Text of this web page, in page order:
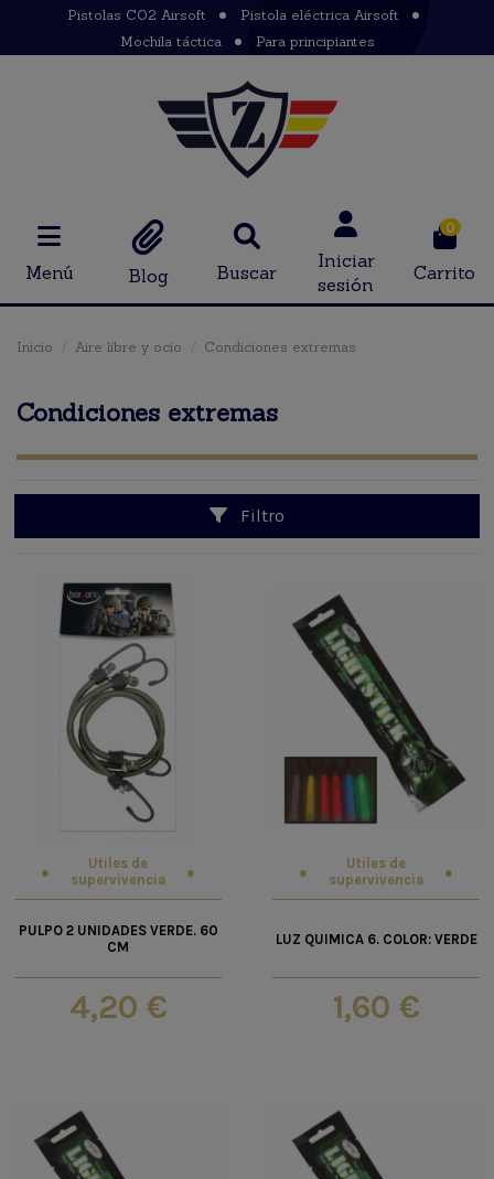
Pistolas CO2 Airsoft
Pistola eléctrica Airsoft
Mochila táctica
Para principiantes
Menú Blog Buscar
Iniciar
sesión
0
Carrito
Inicio Aire libre y ocio Condiciones extremas
Condiciones extremas
Filtro
Utiles de
supervivencia
PULPO 2 UNIDADES VERDE. 60
CM
4,20 €
Utiles de
supervivencia
LUZ QUIMICA 6. COLOR: VERDE
1,60 €